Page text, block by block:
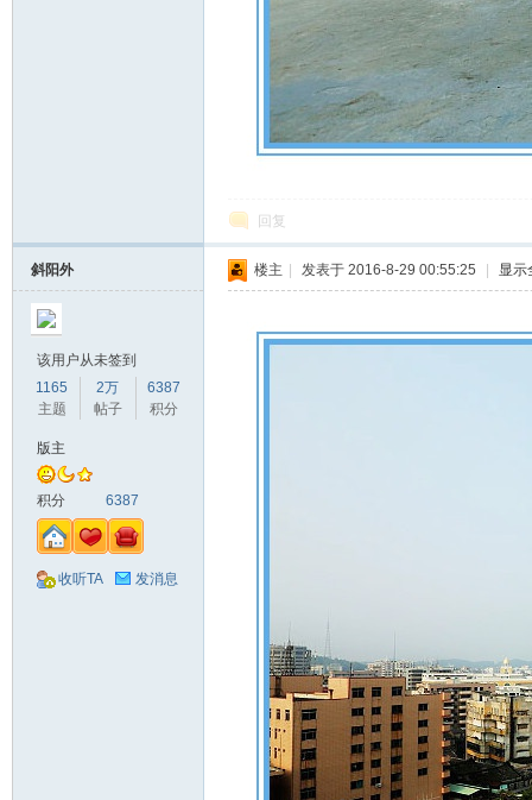
回复
斜阳外
该用户从未签到
1165
主题
2万
帖子
6387
积分
版主
积分 6387
收听TA 发消息
楼主 发表于 2016-8-29 00:55:25 显示